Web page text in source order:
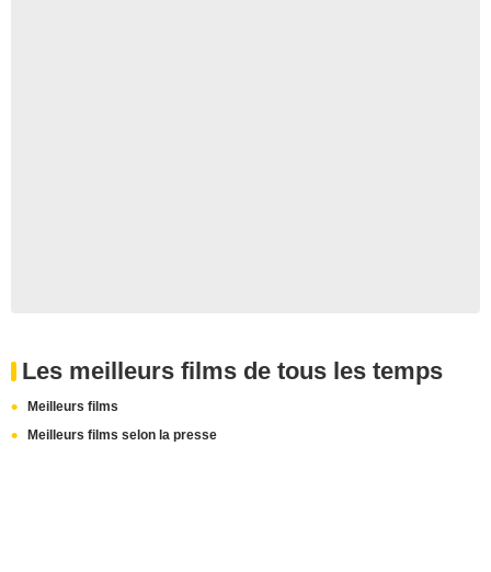
Les meilleurs films de tous les temps
Meilleurs films
Meilleurs films selon la presse